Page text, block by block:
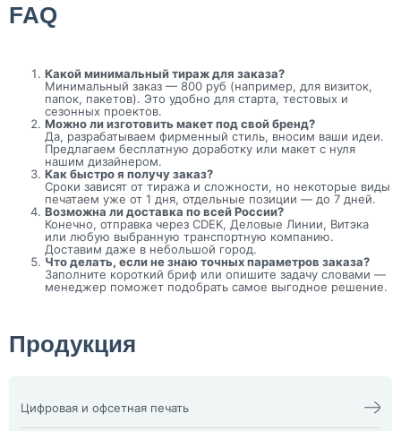
FAQ
Какой минимальный тираж для заказа?
Минимальный заказ — 800 руб (например, для визиток,
папок, пакетов). Это удобно для старта, тестовых и
сезонных проектов.
Можно ли изготовить макет под свой бренд?
Да, разрабатываем фирменный стиль, вносим ваши идеи.
Предлагаем бесплатную доработку или макет с нуля
нашим дизайнером.
Как быстро я получу заказ?
Сроки зависят от тиража и сложности, но некоторые виды
печатаем уже от 1 дня, отдельные позиции — до 7 дней.
Возможна ли доставка по всей России?
Конечно, отправка через CDEK, Деловые Линии, Витэка
или любую выбранную транспортную компанию.
Доставим даже в небольшой город.
Что делать, если не знаю точных параметров заказа?
Заполните короткий бриф или опишите задачу словами —
менеджер поможет подобрать самое выгодное решение.
Продукция
Цифровая и офсетная печать